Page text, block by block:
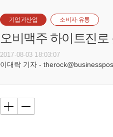
기업과산업 소비자·유통
오비맥주 하이트진
2017-08-03 18:03:07
이대락 기자 -